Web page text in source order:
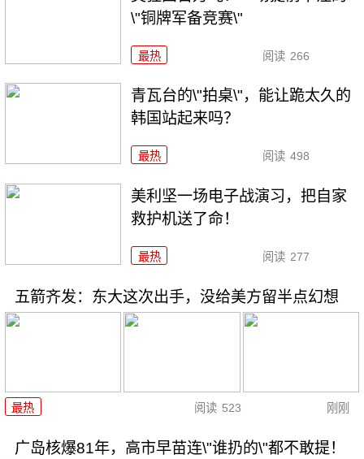
\"铜牌军备竞赛\"
最热 阅读 266
青瓦台的\"拍桌\"，能让跪太久的
韩国站起来吗？
最热 阅读 498
美利坚一场电子战演习，把自家
救护机送了命！
最热 阅读 277
五箭齐发：东大这次出手，没给美方留半点幻想
最热 阅读 523 刚刚
广岛核爆81年，高市早苗连\"谁扔的\"都不敢提！